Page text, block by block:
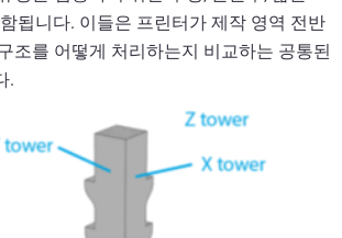
됩니다. 이들은 프린터가 제작 영역 전반
조를 어떻게 처리하는지 비교하는 공통된
.